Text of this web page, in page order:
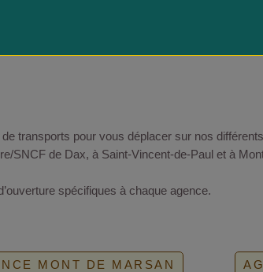
transports pour vous déplacer sur nos
SNCF de Dax, à Saint-Vincent-de-Paul et à
spécifiques à chaque agence.
MONT DE MARSAN